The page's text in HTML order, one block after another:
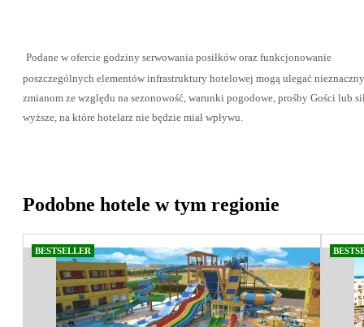
Podane w ofercie godziny serwowania posiłków oraz funkcjonowanie
poszczególnych elementów infrastruktury hotelowej mogą ulegać
zmianom ze względu na sezonowość, warunki pogodowe, prośby Gości lub
wyższe, na które hotelarz nie będzie miał wpływu.
Podobne hotele w tym regionie
BESTSELLER